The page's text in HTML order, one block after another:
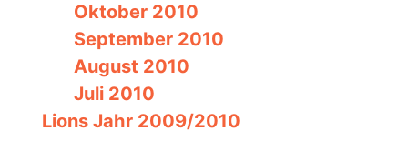
Oktober 2010
September 2010
August 2010
Juli 2010
Lions Jahr 2009/2010